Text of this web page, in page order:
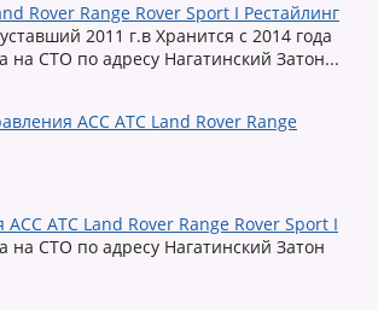
Rover Range Rover Sport I Рестайлинг
2011 г.в Хранится с 2014 года
на СТО по адресу Нагатинский Затон...
ATC Land Rover Range Rover Sport I
на СТО по адресу Нагатинский Затон